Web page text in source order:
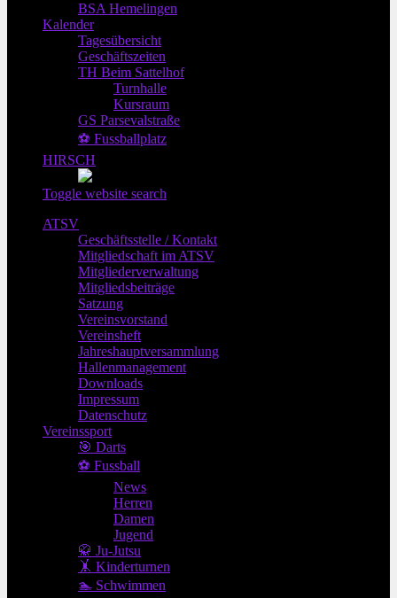
BSA Hemelingen
Kalender
Tagesübersicht
Geschäftszeiten
TH Beim Sattelhof
Turnhalle
Kursraum
GS Parsevalstraße
⚽ Fussballplatz
HIRSCH
Toggle website search
ATSV
Geschäftsstelle / Kontakt
Mitgliedschaft im ATSV
Mitgliederverwaltung
Mitgliedsbeiträge
Satzung
Vereinsvorstand
Vereinsheft
Jahreshauptversammlung
Hallenmanagement
Downloads
Impressum
Datenschutz
Vereinssport
🎯 Darts
⚽ Fussball
News
Herren
Damen
Jugend
🥋 Ju-Jutsu
🤸 Kinderturnen
🏊 Schwimmen